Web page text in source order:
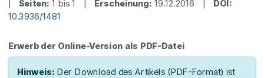
Seiten: 1 bis 1 | Erscheinung: 19.12.2016 | DOI:
10.3936/1481
Erwerb der Online-Version als PDF-Datei
Hinweis: Der Download des Artikels (PDF-Format) ist